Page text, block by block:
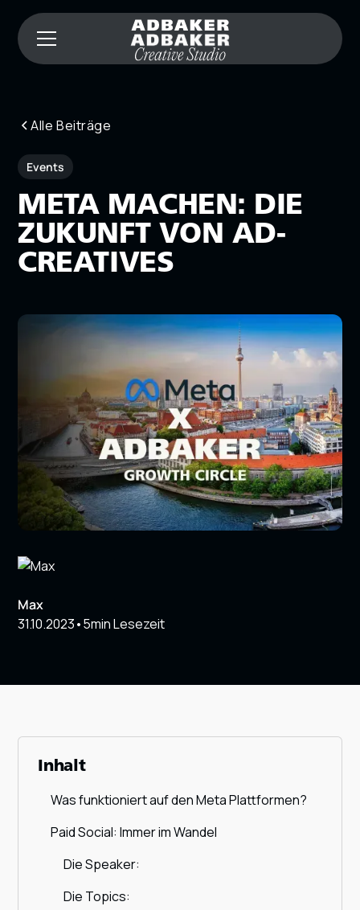
Alle Beiträge
Events
META MACHEN: DIE
ZUKUNFT VON AD-
CREATIVES
Max
31.10.2023•5min Lesezeit
Inhalt
Was funktioniert auf den Meta Plattformen?
Paid Social: Immer im Wandel
Die Speaker:
Die Topics: